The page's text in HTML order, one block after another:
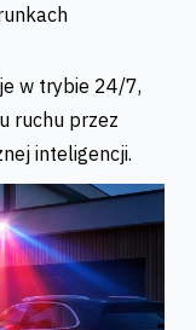
w trybie 24/7,
ruchu przez
inteligencji.